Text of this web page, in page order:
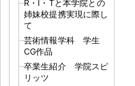
R・I・Tと本学院との
姉妹校提携実現に際し
て
芸術情報学科 学生
CG作品
卒業生紹介 学院スピ
リッツ